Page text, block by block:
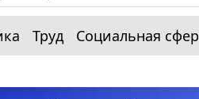
Труд Социальная